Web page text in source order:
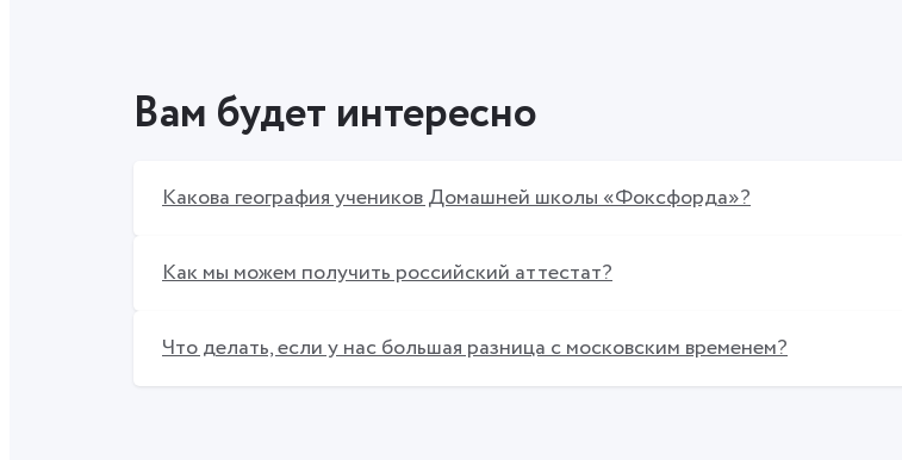
Вам будет интересно
Какова география учеников Домашней школы «Фоксфорда»?
Как мы можем получить российский аттестат?
Что делать, если у нас большая разница с московским временем?